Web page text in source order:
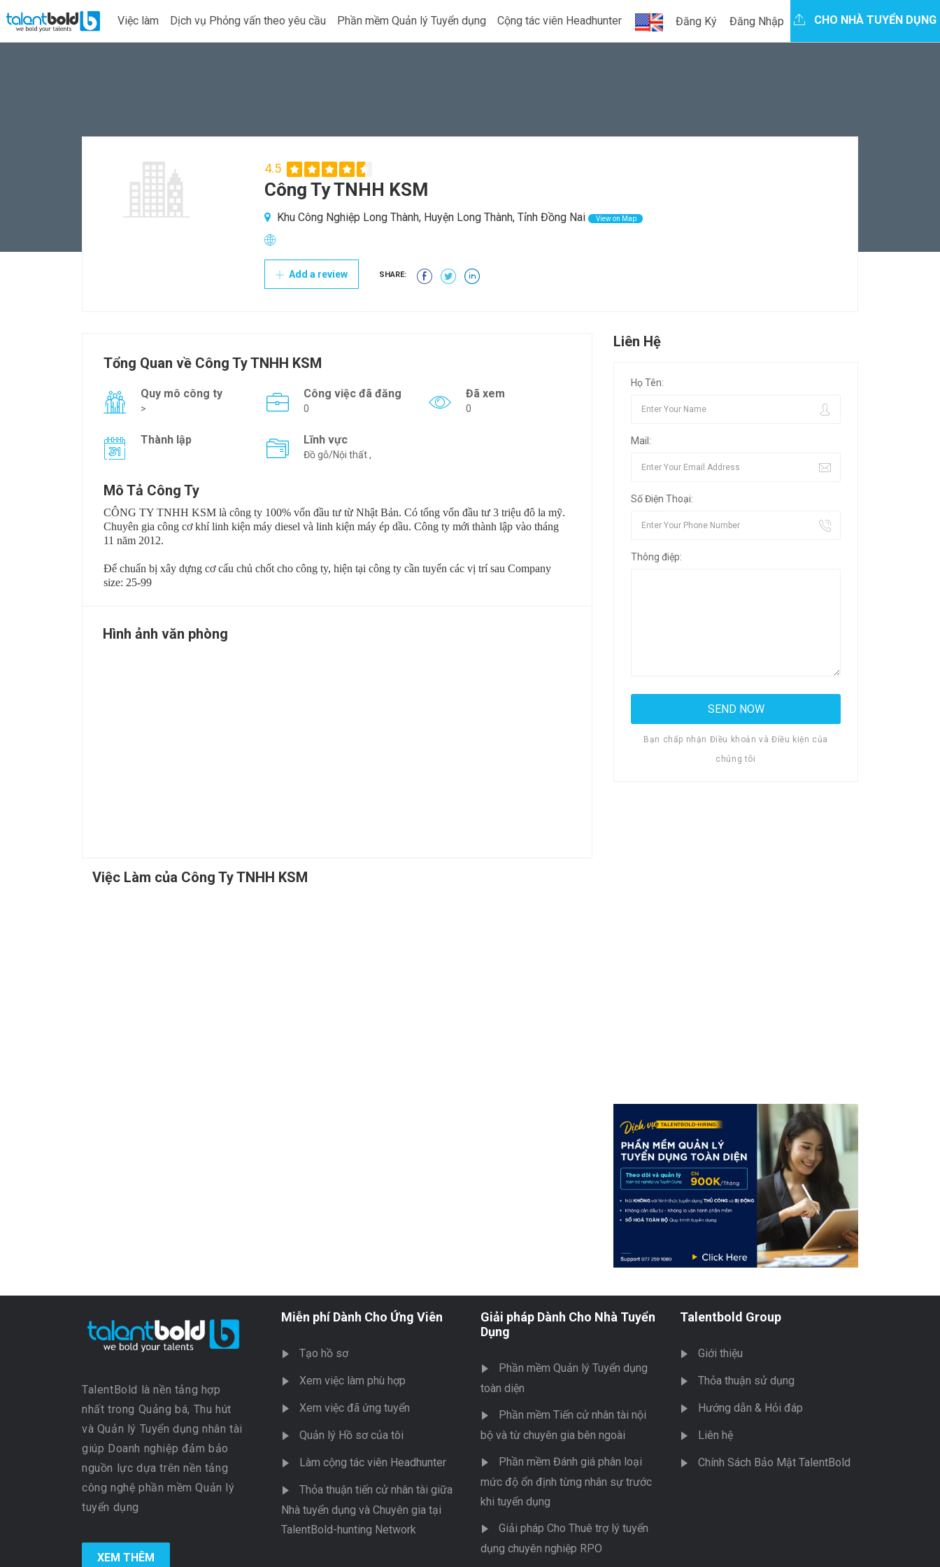
Việc làm Dịch vụ Phỏng vấn theo yêu cầu Phần mềm Quản lý Tuyển dụng Cộng tác viên Headhunter Đăng Ký Đăng Nhập CHO NHÀ TUYỂN DỤNG
4.5
Công Ty TNHH KSM
Khu Công Nghiệp Long Thành, Huyện Long Thành, Tỉnh Đồng Nai View on Map
Add a review SHARE:
Tổng Quan về Công Ty TNHH KSM
Quy mô công ty
>
Công việc đã đăng
0
Đã xem
0
Thành lập Lĩnh vực
Đồ gỗ/Nội thất ,
Mô Tả Công Ty
CÔNG TY TNHH KSM là công ty 100% vốn đầu tư từ Nhật Bản. Có tổng vốn đầu tư 3 triệu đô la mỹ.
Chuyên gia công cơ khí linh kiện máy diesel và linh kiện máy ép dầu. Công ty mới thành lập vào tháng
11 năm 2012.
Để chuẩn bị xây dựng cơ cấu chủ chốt cho công ty, hiện tại công ty cần tuyển các vị trí sau Company
size: 25-99
Hình ảnh văn phòng
Việc Làm của Công Ty TNHH KSM
Liên Hệ
Họ Tên:
Mail:
Số Điện Thoại:
Thông điệp:
Bạn chấp nhận Điều khoản và Điều kiện của
chúng tôi
TalentBold là nền tảng hợp
nhất trong Quảng bá, Thu hút
và Quản lý Tuyển dụng nhân tài
giúp Doanh nghiệp đảm bảo
nguồn lực dựa trên nền tảng
công nghệ phần mềm Quản lý
tuyển dụng
XEM THÊM
Miễn phí Dành Cho Ứng Viên
Tạo hồ sơ
Xem việc làm phù hợp
Xem việc đã ứng tuyển
Quản lý Hồ sơ của tôi
Làm cộng tác viên Headhunter
Thỏa thuận tiến cử nhân tài giữa
Nhà tuyển dụng và Chuyên gia tại
TalentBold-hunting Network
Giải pháp Dành Cho Nhà Tuyển
Dụng
Phần mềm Quản lý Tuyển dụng
toàn diện
Phần mềm Tiến cử nhân tài nội
bộ và từ chuyên gia bên ngoài
Phần mềm Đánh giá phân loại
mức độ ổn định từng nhân sự trước
khi tuyển dụng
Giải pháp Cho Thuê trợ lý tuyển
dụng chuyên nghiệp RPO
Talentbold Group
Giới thiệu
Thỏa thuận sử dụng
Hướng dẫn & Hỏi đáp
Liên hệ
Chính Sách Bảo Mật TalentBold